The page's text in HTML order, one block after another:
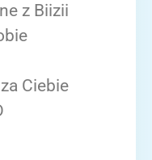
z Biizii
Ciebie